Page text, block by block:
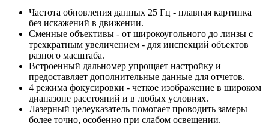
Частота обновления данных 25 Гц - плавная картинка
без искажений в движении.
Сменные объективы - от широкоугольного до линзы с
трехкратным увеличением - для инспекций объектов
разного масштаба.
Встроенный дальномер упрощает настройку и
предоставляет дополнительные данные для отчетов.
4 режима фокусировки - четкое изображение в широком
диапазоне расстояний и в любых условиях.
Лазерный целеуказатель помогает проводить замеры
более точно, особенно при слабом освещении.